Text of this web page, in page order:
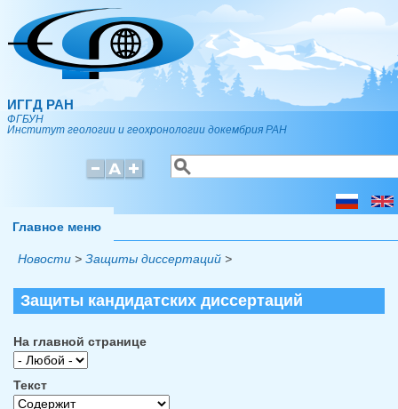
Перейти к основному содержанию
ИГГД РАН
ФГБУН
Институт геологии и геохронологии докембрия РАН
Форма поиска
Поиск
Главное меню
Новости > Защиты диссертаций >
Защиты кандидатских диссертаций
На главной странице
Текст